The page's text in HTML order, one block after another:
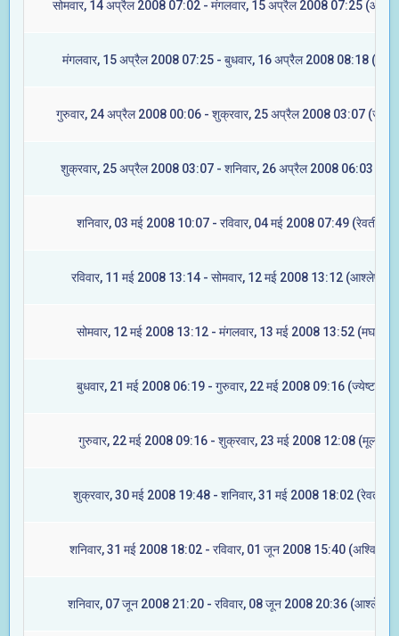
सोमवार, 14 अप्रैल 2008 07:02 - मंगलवार, 15 अप्रैल 2008 07:25
मंगलवार, 15 अप्रैल 2008 07:25 - बुधवार, 16 अप्रैल 2008 08:18 (मघा)
गुरुवार, 24 अप्रैल 2008 00:06 - शुक्रवार, 25 अप्रैल 2008 03:07
शुक्रवार, 25 अप्रैल 2008 03:07 - शनिवार, 26 अप्रैल 2008 06:03 (मूल)
शनिवार, 03 मई 2008 10:07 - रविवार, 04 मई 2008 07:49 (रेवती)
रविवार, 11 मई 2008 13:14 - सोमवार, 12 मई 2008 13:12 (आश्लेषा)
सोमवार, 12 मई 2008 13:12 - मंगलवार, 13 मई 2008 13:52 (मघा)
बुधवार, 21 मई 2008 06:19 - गुरुवार, 22 मई 2008 09:16 (ज्येष्टा)
गुरुवार, 22 मई 2008 09:16 - शुक्रवार, 23 मई 2008 12:08 (मूल)
शुक्रवार, 30 मई 2008 19:48 - शनिवार, 31 मई 2008 18:02 (रेवती)
शनिवार, 31 मई 2008 18:02 - रविवार, 01 जून 2008 15:40 (अश्विनी)
शनिवार, 07 जून 2008 21:20 - रविवार, 08 जून 2008 20:36 (आश्लेषा)